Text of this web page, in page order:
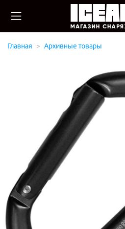
Главная Архивные товары